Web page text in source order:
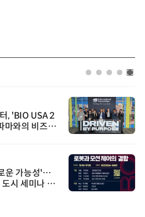
, 'BIO USA 2
마와의 비즈니
운 가능성'…
시 세미나 페